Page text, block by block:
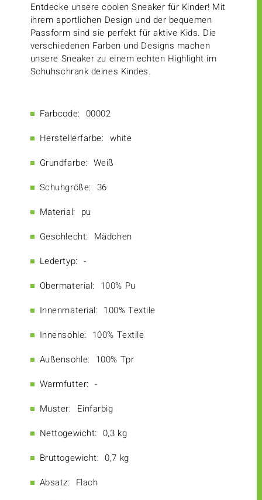
Entdecke unsere coolen Sneaker für Kinder! Mit
ihrem sportlichen Design und der bequemen
Passform sind sie perfekt für aktive Kids. Die
verschiedenen Farben und Designs machen
unsere Sneaker zu einem echten Highlight im
Schuhschrank deines Kindes.
Farbcode: 00002
Herstellerfarbe: white
Grundfarbe: Weiß
Schuhgröße: 36
Material: pu
Geschlecht: Mädchen
Ledertyp: -
Obermaterial: 100% Pu
Innenmaterial: 100% Textile
Innensohle: 100% Textile
Außensohle: 100% Tpr
Warmfutter: -
Muster: Einfarbig
Nettogewicht: 0,3 kg
Bruttogewicht: 0,7 kg
Absatz: Flach